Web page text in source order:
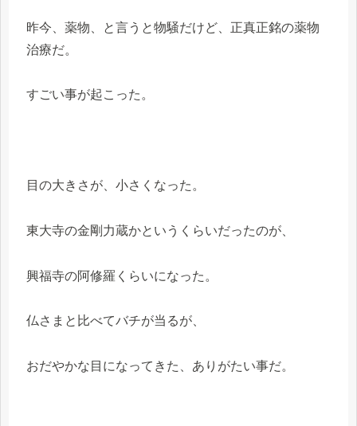
昨今、薬物、と言うと物騒だけど、正真正銘の薬物
治療だ。
すごい事が起こった。
目の大きさが、小さくなった。
東大寺の金剛力蔵かというくらいだったのが、
興福寺の阿修羅くらいになった。
仏さまと比べてバチが当るが、
おだやかな目になってきた、ありがたい事だ。